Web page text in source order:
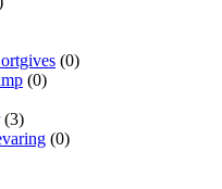
(0)
(0)
(3)
(0)